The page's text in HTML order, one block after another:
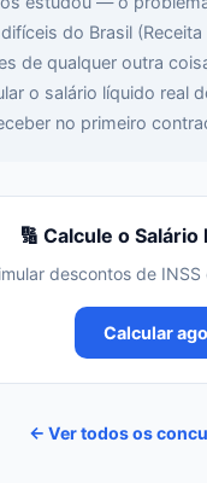
do Brasil
de qualquer outra
o salário líquido
no primeiro
🔢 Calcule o
descontos de
Calcular
← Ver todos os